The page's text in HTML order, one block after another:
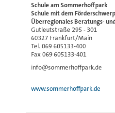
Schule am Sommerhoffpark
Schule mit dem
Überregionales Beratungs-
Gutleutstraße 295 - 301
60327 Frankfurt/Main
Tel. 069 605133-400
Fax 069 605133-401
info@sommerhoffpark.de
www.sommerhoffpark.de